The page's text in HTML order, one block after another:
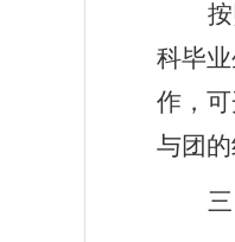
科毕业
作 ，
与团的